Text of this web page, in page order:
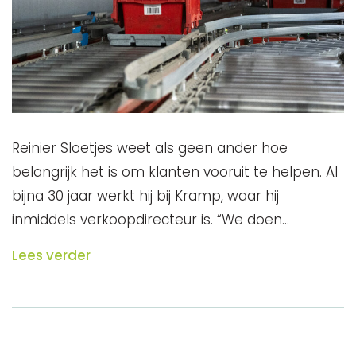
Reinier Sloetjes weet als geen ander hoe
belangrijk het is om klanten vooruit te helpen. Al
bijna 30 jaar werkt hij bij Kramp, waar hij
inmiddels verkoopdirecteur is. “We doen…
Lees verder